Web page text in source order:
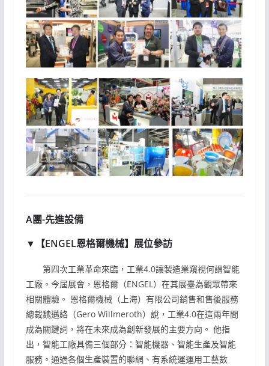
A團-先進設備
▼【ENGEL恩格爾機械】展位參訪
第四次工業革命來臨，工業4.0讓製造業窺視何謂智能
工廠。今屆展會，恩格爾（ENGEL）在其展臺為觀眾帶來
相關體驗。 恩格爾機械（上海）有限公司銷售和售後服務
總裁魏邁絡（Gero Willmeroth）說，工業4.0在這兩年間
成為關鍵詞，將在未來成為創新發展的主要方向。 他指
出，智能工廠具備三個部分：智能機器、智能生產及智能
服務。通過各個生產裝置的聯網、有系統運運用工藝數